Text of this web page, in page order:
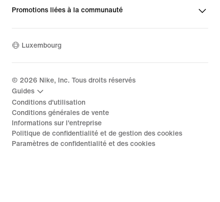
Promotions liées à la communauté
Luxembourg
© 2026 Nike, Inc. Tous droits réservés
Guides
Conditions d'utilisation
Conditions générales de vente
Informations sur l'entreprise
Politique de confidentialité et de gestion des cookies
Paramètres de confidentialité et des cookies